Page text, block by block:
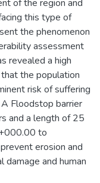
of the region and
this type of
the phenomenon
assessment
revealed a high
the population
risk of suffering
Floodstop barrier
and a length of 25
to
erosion and
and human